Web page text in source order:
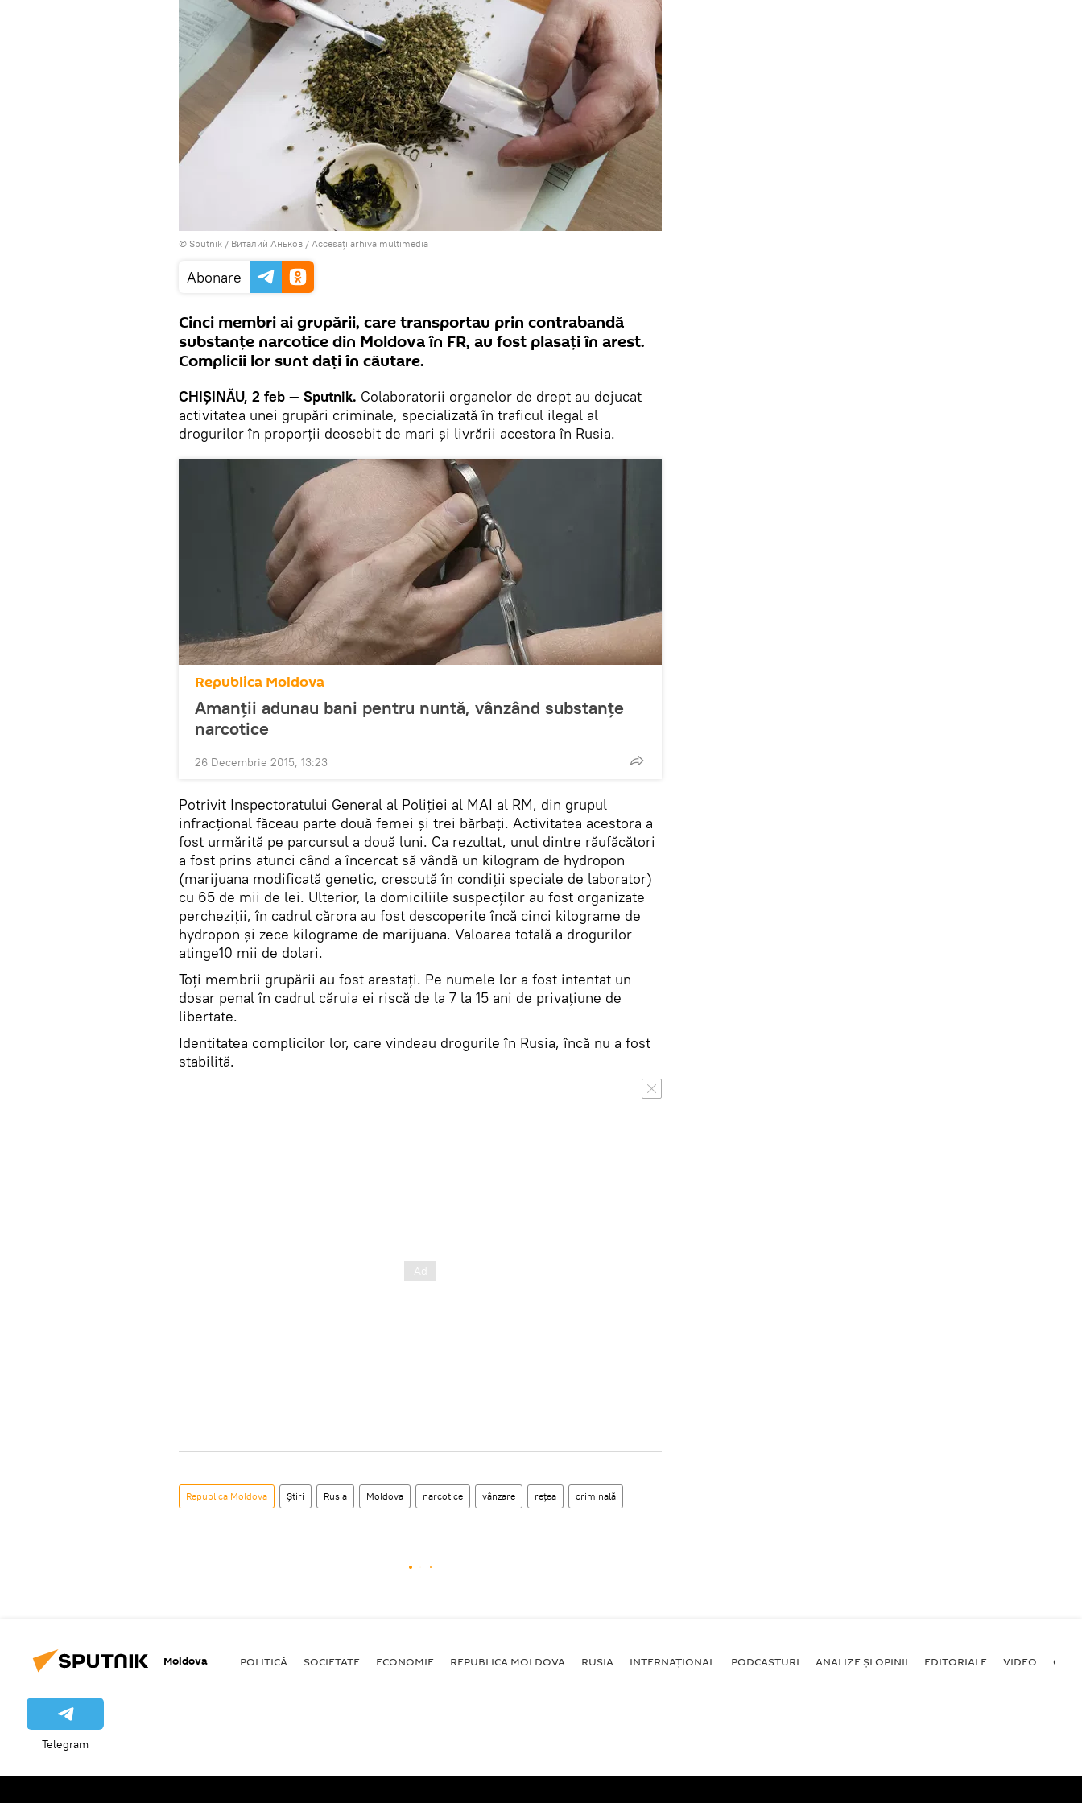
© Sputnik / Виталий Аньков / Accesați arhiva multimedia
Abonare
Cinci membri ai grupării, care transportau prin contrabandă
substanţe narcotice din Moldova în FR, au fost plasați în arest.
Complicii lor sunt dați în căutare.
CHIȘINĂU, 2 feb — Sputnik. Colaboratorii organelor de drept au dejucat
activitatea unei grupări criminale, specializată în traficul ilegal al
drogurilor în proporții deosebit de mari și livrării acestora în Rusia.
Republica Moldova
Amanții adunau bani pentru nuntă, vânzând substanţe
narcotice
26 Decembrie 2015, 13:23
Potrivit Inspectoratului General al Poliției al MAI al RM, din grupul
infracţional făceau parte două femei și trei bărbați. Activitatea acestora a
fost urmărită pe parcursul a două luni. Ca rezultat, unul dintre răufăcători
a fost prins atunci când a încercat să vândă un kilogram de hydropon
(marijuana modificată genetic, crescută în condiții speciale de laborator)
cu 65 de mii de lei. Ulterior, la domiciliile suspecţilor au fost organizate
percheziții, în cadrul cărora au fost descoperite încă cinci kilograme de
hydropon și zece kilograme de marijuana. Valoarea totală a drogurilor
atinge10 mii de dolari.
Toți membrii grupării au fost arestați. Pe numele lor a fost intentat un
dosar penal în cadrul căruia ei riscă de la 7 la 15 ani de privațiune de
libertate.
Identitatea complicilor lor, care vindeau drogurile în Rusia, încă nu a fost
stabilită.
Republica Moldova Știri Rusia Moldova narcotice vânzare rețea criminală
Moldova POLITICĂ SOCIETATE ECONOMIE REPUBLICA MOLDOVA RUSIA INTERNAȚIONAL PODCASTURI ANALIZE ȘI OPINII EDITORIALE VIDEO
Telegram